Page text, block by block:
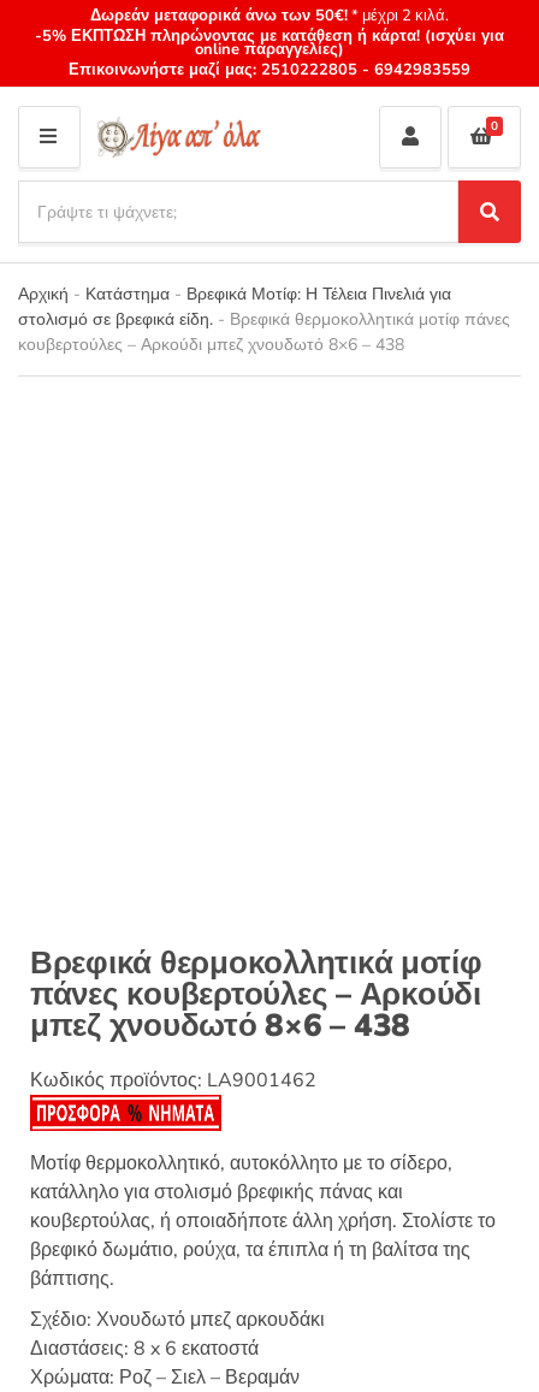
Δωρεάν μεταφορικά άνω των 50€!* μέχρι 2 κιλά.
-5% ΕΚΠΤΩΣΗ πληρώνοντας με κατάθεση ή κάρτα! (ισχύει για
online παραγγελίες)
Επικοινωνήστε μαζί μας: 2510222805 - 6942983559
M
E
N
U
Category
name
a
r
c
h
p
r
S
e
a
c
0
Αρχική - Κατάστημα - Βρεφικά Μοτίφ: Η Τέλεια Πινελιά για
στολισμό σε βρεφικά είδη. - Βρεφικά θερμοκολλητικά μοτίφ πάνες
κουβερτούλες – Αρκούδι μπεζ χνουδωτό 8×6 – 438
Βρεφικά θερμοκολλητικά μοτίφ
πάνες κουβερτούλες – Αρκούδι
μπεζ χνουδωτό 8×6 – 438
Κωδικός προϊόντος: LA9001462
Μοτίφ θερμοκολλητικό, αυτοκόλλητο με το σίδερο,
κατάλληλο για στολισμό βρεφικής πάνας και
κουβερτούλας, ή οποιαδήποτε άλλη χρήση. Στολίστε το
βρεφικό δωμάτιο, ρούχα, τα έπιπλα ή τη βαλίτσα της
βάπτισης.
Σχέδιο: Χνουδωτό μπεζ αρκουδάκι
Διαστάσεις: 8 x 6 εκατοστά
Χρώματα: Ροζ – Σιελ – Βεραμάν